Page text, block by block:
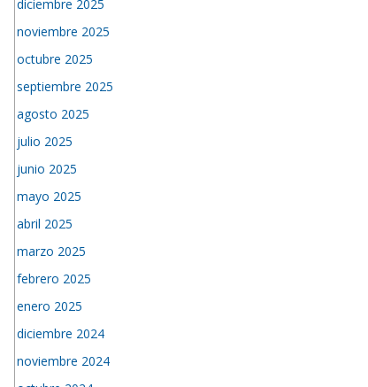
diciembre 2025
noviembre 2025
octubre 2025
septiembre 2025
agosto 2025
julio 2025
junio 2025
mayo 2025
abril 2025
marzo 2025
febrero 2025
enero 2025
diciembre 2024
noviembre 2024